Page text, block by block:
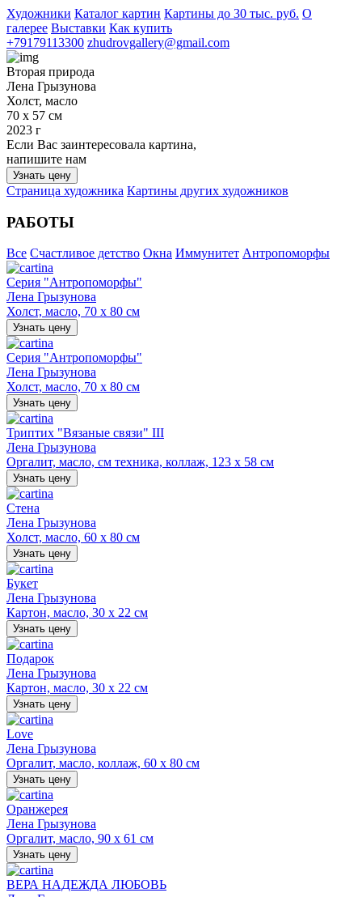
Художники Каталог картин Картины до 30 тыс. руб. О
галерее Выставки Как купить
+79179113300 zhudrovgallery@gmail.com
Вторая природа
Лена Грызунова
Холст, масло
70 х 57 см
2023 г
Если Вас заинтересовала картина,
напишите нам
Узнать цену
Страница художника Картины других художников
РАБОТЫ
Все Счастливое детство Окна Иммунитет Антропоморфы
Серия "Антропоморфы"
Лена Грызунова
Холст, масло, 70 х 80 см
Узнать цену
Серия "Антропоморфы"
Лена Грызунова
Холст, масло, 70 х 80 см
Узнать цену
Триптих "Вязаные связи" III
Лена Грызунова
Оргалит, масло, см техника, коллаж, 123 х 58 см
Узнать цену
Стена
Лена Грызунова
Холст, масло, 60 х 80 см
Узнать цену
Букет
Лена Грызунова
Картон, масло, 30 х 22 см
Узнать цену
Подарок
Лена Грызунова
Картон, масло, 30 х 22 см
Узнать цену
Love
Лена Грызунова
Оргалит, масло, коллаж, 60 х 80 см
Узнать цену
Оранжерея
Лена Грызунова
Оргалит, масло, 90 х 61 см
Узнать цену
ВЕРА НАДЕЖДА ЛЮБОВЬ